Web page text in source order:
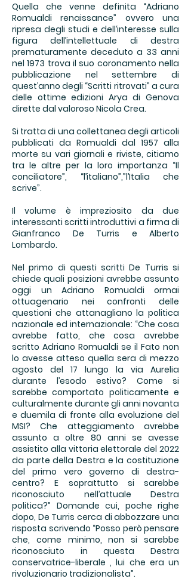
Quella che venne definita “Adriano
Romualdi renaissance” ovvero una
ripresa degli studi e dell’interesse sulla
figura dell’intellettuale di destra
prematuramente deceduto a 33 anni
nel 1973 trova il suo coronamento nella
pubblicazione nel settembre di
quest’anno degli “Scritti ritrovati” a cura
delle ottime edizioni Arya di Genova
dirette dal valoroso Nicola Crea.
Si tratta di una collettanea degli articoli
pubblicati da Romualdi dal 1957 alla
morte su vari giornali e riviste, citiamo
tra le altre per la loro importanza “Il
conciliatore”, “l’italiano”,”l’Italia che
scrive”.
Il volume è impreziosito da due
interessanti scritti introduttivi a firma di
Gianfranco De Turris e Alberto
Lombardo.
Nel primo di questi scritti De Turris si
chiede quali posizioni avrebbe assunto
oggi un Adriano Romualdi ormai
ottuagenario nei confronti delle
questioni che attanagliano la politica
nazionale ed internazionale: “Che cosa
avrebbe fatto, che cosa avrebbe
scritto Adriano Romualdi se il Fato non
lo avesse atteso quella sera di mezzo
agosto del 17 lungo la via Aurelia
durante l’esodo estivo? Come si
sarebbe comportato politicamente e
culturalmente durante gli anni novanta
e duemila di fronte alla evoluzione del
MSI? Che atteggiamento avrebbe
assunto a oltre 80 anni se avesse
assistito alla vittoria elettorale del 2022
da parte della Destra e la costituzione
del primo vero governo di destra-
centro? E soprattutto si sarebbe
riconosciuto nell’attuale Destra
politica?” Domande cui, poche righe
dopo, De Turris cerca di abbozzare una
risposta scrivendo “Posso però pensare
che, come minimo, non si sarebbe
riconosciuto in questa Destra
conservatrice-liberale , lui che era un
rivoluzionario tradizionalista”.